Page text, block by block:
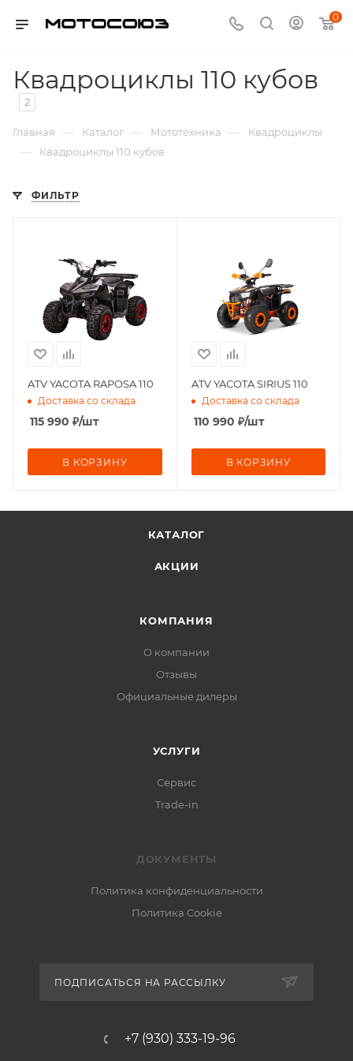
0
Квадроциклы 110 кубов
2
Главная — Каталог — Мототехника — Квадроциклы
— Квадроциклы 110 кубов
ФИЛЬТР
ATV YACOTA RAPOSA 110
Доставка со склада
115 990 ₽/шт
В КОРЗИНУ
ATV YACOTA SIRIUS 110
Доставка со склада
110 990 ₽/шт
В КОРЗИНУ
КАТАЛОГ
АКЦИИ
КОМПАНИЯ
О компании
Отзывы
Официальные дилеры
УСЛУГИ
Сервис
Trade-in
ДОКУМЕНТЫ
Политика конфиденциальности
Политика Cookie
ПОДПИСАТЬСЯ НА РАССЫЛКУ
+7 (930) 333-19-96